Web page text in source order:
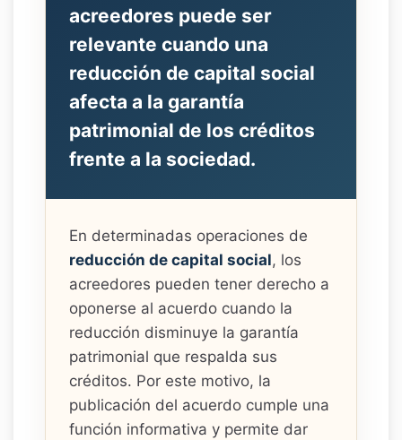
acreedores puede ser
relevante cuando una
reducción de capital social
afecta a la garantía
patrimonial de los créditos
frente a la sociedad.
En determinadas operaciones de
reducción de capital social, los
acreedores pueden tener derecho a
oponerse al acuerdo cuando la
reducción disminuye la garantía
patrimonial que respalda sus
créditos. Por este motivo, la
publicación del acuerdo cumple una
función informativa y permite dar